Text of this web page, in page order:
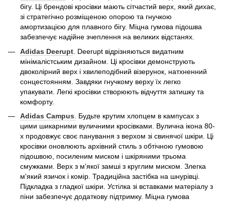
бігу. Ці брендові кросівки мають сітчастий верх, який дихає,
зі стратегічно розміщеною опорою та гнучкою
амортизацією для плавного бігу. Міцна гумова підошва
забезпечує надійне зчеплення на великих відстанях.
Adidas Deerupt . Deerupt відрізняються видатним
мінімалістським дизайном. Ці кросівки демонструють
двоколірний верх і хвилеподібний візерунок, натхненний
сонцестоянням. Завдяки гнучкому верху їх легко
упакувати. Легкі кросівки створюють відчуття затишку та
комфорту.
Adidas Campus
Будьте крутим хлопцем в кампусах з
цими шикарними вуличними кросівками. Вулична ікона 80-
х продовжує своє панування з верхом зі свинячої шкіри. Ці
кросівки оновлюють архівний стиль з обтічною гумовою
підошвою, посиленим миском і шкіряними трьома
смужками. Верх з м'якої замші з круглим миском. Злегка
м'який язичок і комір. Традиційна застібка на шнурівці.
Підкладка з гладкої шкіри. Устілка зі вставками матеріалу з
піни забезпечує додаткову підтримку. Міцна гумова